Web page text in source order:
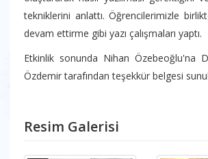
tekniklerini anlattı. Öğrencilerimizle
devam ettirme gibi yazı çalışmaları yaptı.
Etkinlik sonunda Nihan Özebeoğlu'na
Özdemir tarafından teşekkür belgesi
Resim Galerisi